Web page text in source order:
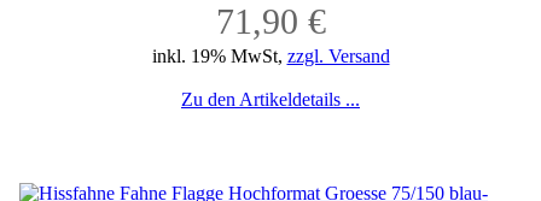
71,90 €
inkl. 19% MwSt, zzgl. Versand
Zu den Artikeldetails ...